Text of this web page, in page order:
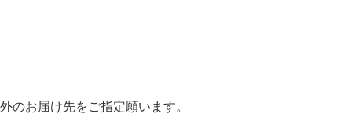
のお届け先をご指定願います。